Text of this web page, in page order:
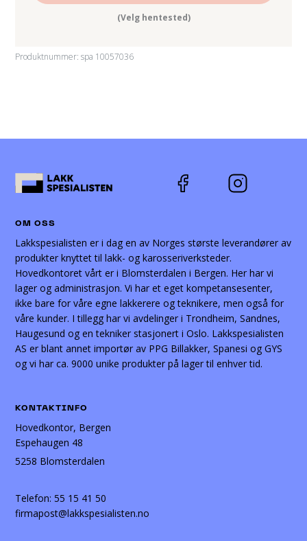
(Velg hentested)
Produktnummer:spa 10057036
OM OSS
Lakkspesialisten er i dag en av Norges største leverandører av
produkter knyttet til lakk- og karosseriverksteder.
Hovedkontoret vårt er i Blomsterdalen i Bergen. Her har vi
lager og administrasjon. Vi har et eget kompetansesenter,
ikke bare for våre egne lakkerere og teknikere, men også for
våre kunder. I tillegg har vi avdelinger i Trondheim, Sandnes,
Haugesund og en tekniker stasjonert i Oslo. Lakkspesialisten
AS er blant annet importør av PPG Billakker, Spanesi og GYS
og vi har ca. 9000 unike produkter på lager til enhver tid.
KONTAKTINFO
Hovedkontor, Bergen
Espehaugen 48
5258 Blomsterdalen
Telefon:55 15 41 50
firmapost@lakkspesialisten.no